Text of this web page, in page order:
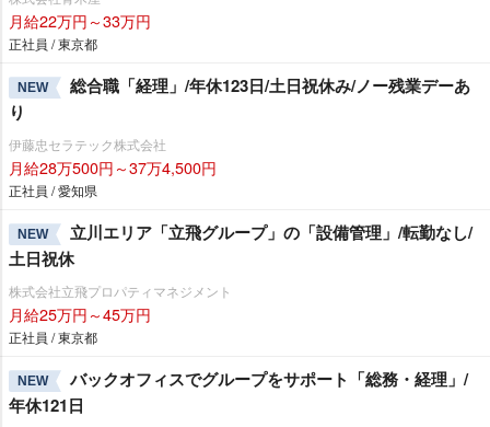
月給22万円～33万円
正社員 / 東京都
NEW
総合職「経理」/年休123日/土日祝休み/ノー残業デーあ
り
伊藤忠セラテック株式会社
月給28万500円～37万4,500円
正社員 / 愛知県
NEW
立川エリア「立飛グループ」の「設備管理」/転勤なし/
土日祝休
株式会社立飛プロパティマネジメント
月給25万円～45万円
正社員 / 東京都
NEW
バックオフィスでグループをサポート「総務・経理」/
年休121日